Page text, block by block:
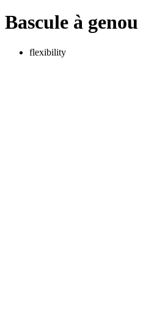
Bascule à genou
flexibility